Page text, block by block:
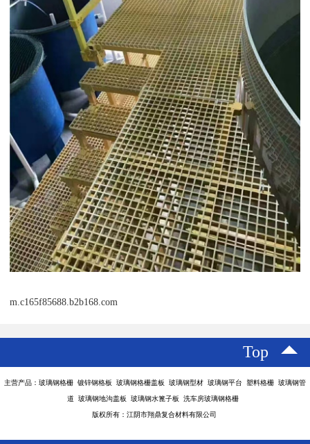
m.c165f85688.b2b168.com
Top
主营产品：玻璃钢格栅 镀锌钢格板 玻璃钢格栅盖板 玻璃钢型材 玻璃钢平台 塑料格栅 玻璃钢管
道 玻璃钢地沟盖板 玻璃钢水篦子板 洗车房玻璃钢格栅
版权所有：江阴市翔鼎复合材料有限公司